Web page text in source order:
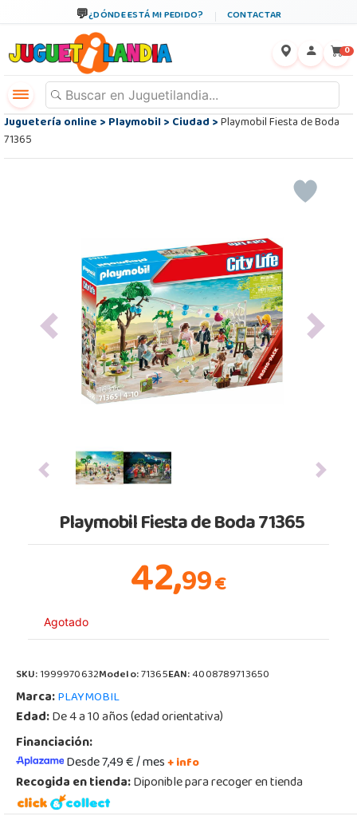
¿DÓNDE ESTÁ MI PEDIDO? CONTACTAR
0
Juguetería online>Playmobil>Ciudad>Playmobil Fiesta de Boda
71365
Previous Next
Previous Next
Playmobil Fiesta de Boda 71365
42,99€
Agotado
SKU:1999970632Modelo:71365EAN:4008789713650
Marca:PLAYMOBIL
Edad:De 4 a 10 años (edad orientativa)
Financiación:
Desde 7,49 € / mes+ info
Recogida en tienda:Diponible para recoger en tienda